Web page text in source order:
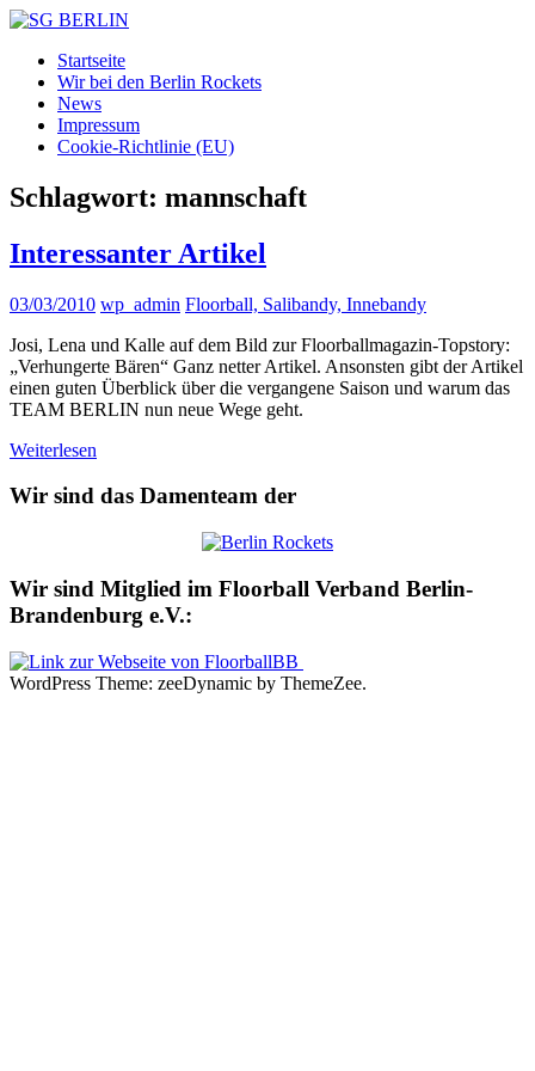
Zum
springen
BERLIN
DAMEN
FLOORBALL
TEAM
Startseite
Wir bei den Berlin Rockets
News
Impressum
Cookie-Richtlinie (EU)
Schlagwort: mannschaft
Interessanter Artikel
03/03/2010 wp_admin Floorball, Salibandy, Innebandy
Josi, Lena und Kalle auf dem Bild zur Floorballmagazin-Topstory:
„Verhungerte Bären“ Ganz netter Artikel. Ansonsten gibt der Artikel
einen guten Überblick über die vergangene Saison und warum das
TEAM BERLIN nun neue Wege geht.
Weiterlesen
Wir sind das Damenteam der
Wir sind Mitglied im Floorball Verband Berlin-
Brandenburg e.V.:
WordPress Theme: zeeDynamic by ThemeZee.